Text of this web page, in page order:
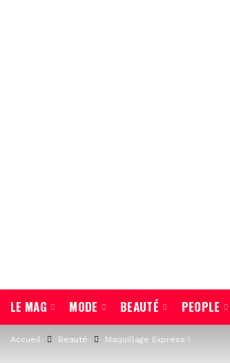
LE MAG MODE BEAUTÉ PEOPLE
Accueil Beauté Maquillage Express !